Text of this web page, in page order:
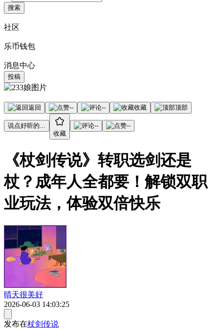
搜索
社区
乐币钱包
消息中心
投稿
返回 -- -- 收藏 顶部
说点好听的...
收藏
-- --
《杖剑传说》转职选剑还是
杖？成年人全都要！解锁双职
业玩法，体验双倍快乐
晴天很美好
2026-06-03 14:03:25
发布在杖剑传说